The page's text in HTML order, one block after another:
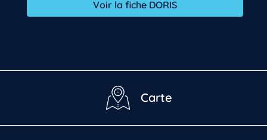
Voir la fiche DORIS
Carte